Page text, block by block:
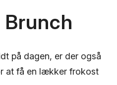
Brunch
på dagen, er der også
at få en lækker frokost